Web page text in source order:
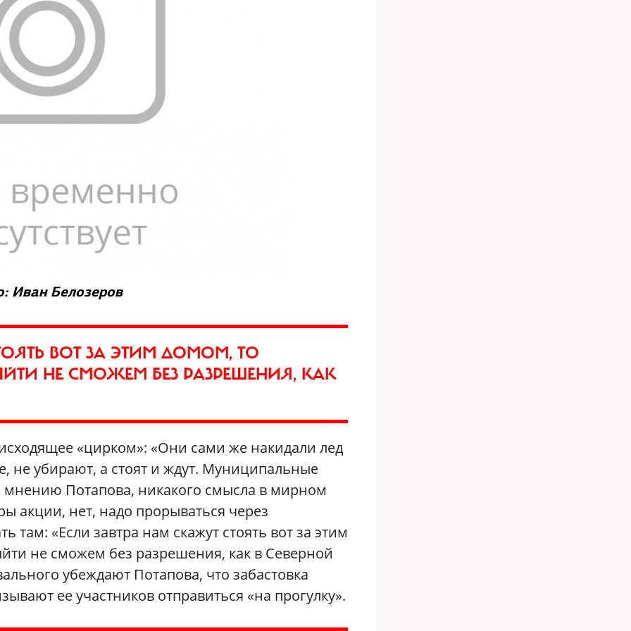
Иван Белозеров
ВОТ ЗА ЭТИМ ДОМОМ, ТО
НЕ СМОЖЕМ БЕЗ РАЗРЕШЕНИЯ, КАК
«цирком»: «Они сами же накидали лед
не убирают, а стоят и ждут. Муниципальные
Потапова, никакого смысла в мирном
акции, нет, надо прорываться через
«Если завтра нам скажут стоять вот за этим
не сможем без разрешения, как в Северной
убеждают Потапова, что забастовка
ее участников отправиться «на прогулку».